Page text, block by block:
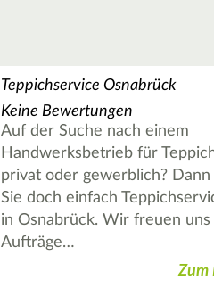
Teppichservice Osnabrück
Keine Bewertungen
Auf der Suche nach einem
Handwerksbetrieb für
privat oder gewerblich?
Sie doch einfach
in Osnabrück. Wir freuen
Aufträge…
Zum